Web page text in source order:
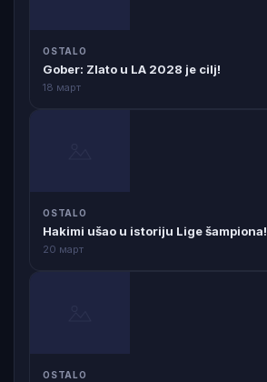
OSTALO
Gober: Zlato u LA 2028 je cilj!
18 март
OSTALO
Hakimi ušao u istoriju Lige šampiona!
20 март
OSTALO